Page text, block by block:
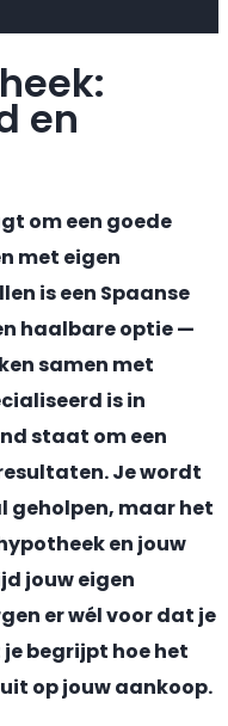
en
om een goede
met eigen
is een Spaanse
haalbare optie —
samen met
is in
staat om een
Je wordt
geholpen, maar het
en jouw
jouw eigen
er wél voor dat je
begrijpt hoe het
op jouw aankoop.